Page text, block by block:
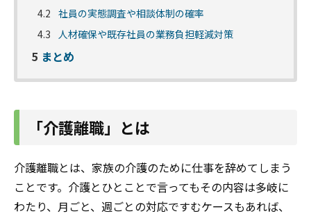
4.2 社員の実態調査や相談体制の確率
4.3
人材確保や既存社員の業務負担軽減対策
5 まとめ
「介護離職」とは
介護離職とは、家族の介護のために仕事を辞めてしまう
ことです。介護とひとことで言ってもその内容は多岐に
わたり、月ごと、週ごとの対応ですむケースもあれば、